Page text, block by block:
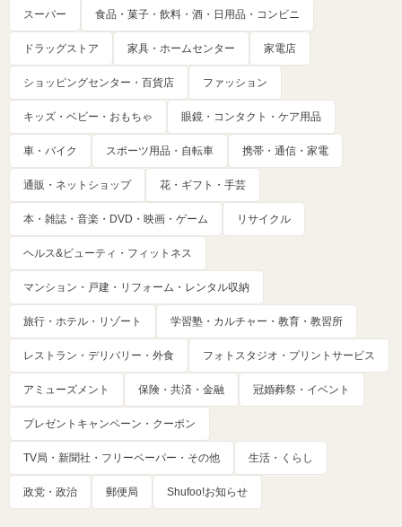
スーパー 食品・菓子・飲料・酒・日用品・コンビニ
ドラッグストア 家具・ホームセンター 家電店
ショッピングセンター・百貨店 ファッション
キッズ・ベビー・おもちゃ 眼鏡・コンタクト・ケア用品
車・バイク スポーツ用品・自転車 携帯・通信・家電
通販・ネットショップ 花・ギフト・手芸
本・雑誌・音楽・DVD・映画・ゲーム リサイクル
ヘルス&ビューティ・フィットネス
マンション・戸建・リフォーム・レンタル収納
旅行・ホテル・リゾート 学習塾・カルチャー・教育・教習所
レストラン・デリバリー・外食 フォトスタジオ・プリントサービス
アミューズメント 保険・共済・金融 冠婚葬祭・イベント
プレゼントキャンペーン・クーポン
TV局・新聞社・フリーペーパー・その他 生活・くらし
政党・政治 郵便局 Shufoo!お知らせ